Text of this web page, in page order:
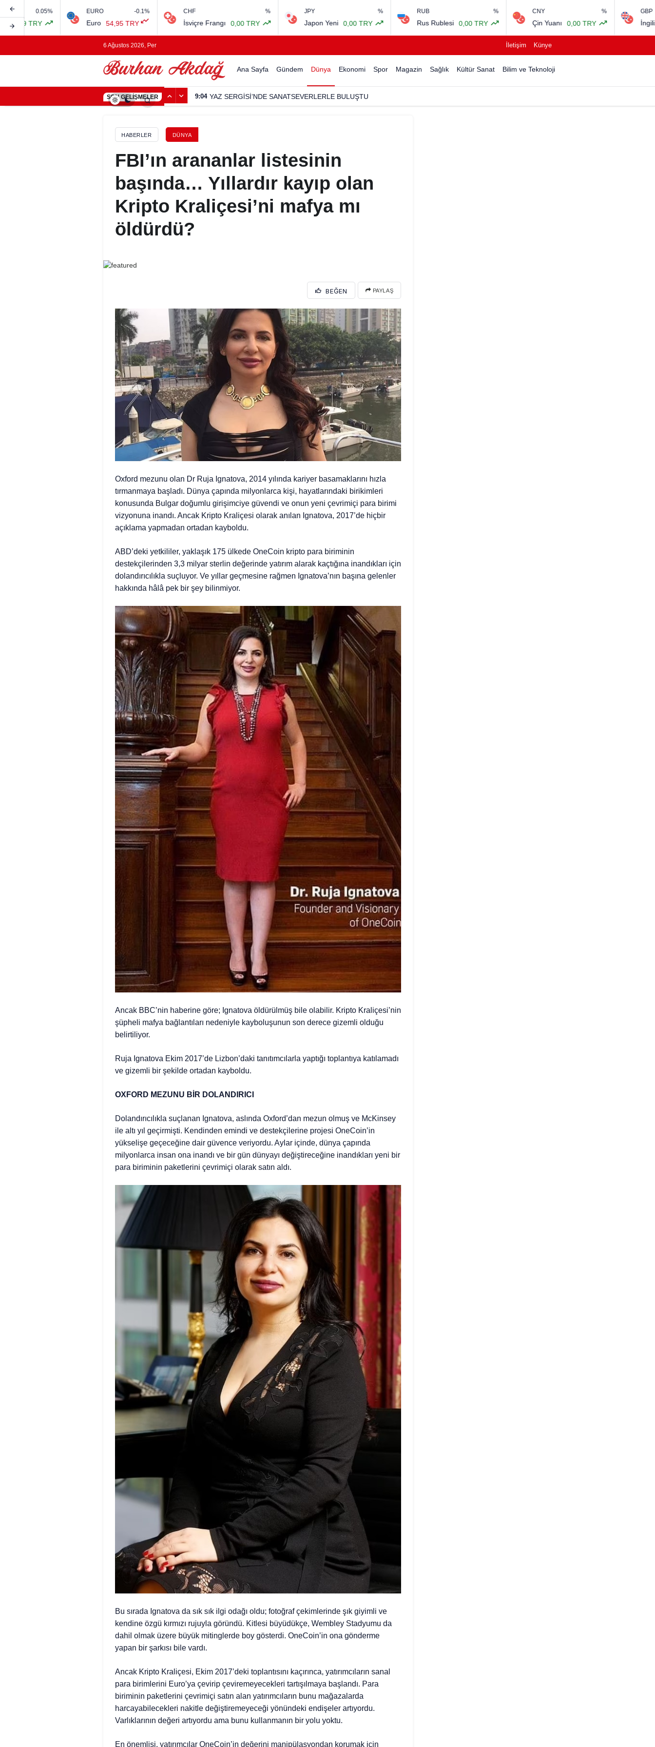
EURO -0.1%
Euro 54,95 TRY
CHF
İsviçre Frangı 0,00 TRY Japon Yeni 0,00 TRY Rus Rublesi 0,00 TRY
%
Çin Yuanı 0,00 TRY İngiliz Sterlini 64,22
6 Ağustos 2026, Per İletişim Künye
Ana Sayfa Gündem Dünya Ekonomi Spor Magazin Sağlık Kültür Sanat Bilim ve Teknoloji
SON GELIŞMELER 9:04 YAZ SERGİSİ’NDE SANATSEVERLERLE BULUŞTU
HABERLER DÜNYA
FBI’ın arananlar listesinin
başında… Yıllardır kayıp olan
Kripto Kraliçesi’ni mafya mı
öldürdü?
BEĞEN PAYLAŞ
Oxford mezunu olan Dr Ruja Ignatova, 2014 yılında kariyer basamaklarını hızla
tırmanmaya başladı. Dünya çapında milyonlarca kişi, hayatlarındaki birikimleri
konusunda Bulgar doğumlu girişimciye güvendi ve onun yeni çevrimiçi para birimi
vizyonuna inandı. Ancak Kripto Kraliçesi olarak anılan Ignatova, 2017’de hiçbir
açıklama yapmadan ortadan kayboldu.
ABD’deki yetkililer, yaklaşık 175 ülkede OneCoin kripto para biriminin
destekçilerinden 3,3 milyar sterlin değerinde yatırım alarak kaçtığına inandıkları için
dolandırıcılıkla suçluyor. Ve yıllar geçmesine rağmen Ignatova’nın başına gelenler
hakkında hâlâ pek bir şey bilinmiyor.
Ancak BBC’nin haberine göre; Ignatova öldürülmüş bile olabilir. Kripto Kraliçesi’nin
şüpheli mafya bağlantıları nedeniyle kayboluşunun son derece gizemli olduğu
belirtiliyor.
Ruja Ignatova Ekim 2017’de Lizbon’daki tanıtımcılarla yaptığı toplantıya katılamadı
ve gizemli bir şekilde ortadan kayboldu.
OXFORD MEZUNU BİR DOLANDIRICI
Dolandırıcılıkla suçlanan Ignatova, aslında Oxford’dan mezun olmuş ve McKinsey
ile altı yıl geçirmişti. Kendinden emindi ve destekçilerine projesi OneCoin’in
yükselişe geçeceğine dair güvence veriyordu. Aylar içinde, dünya çapında
milyonlarca insan ona inandı ve bir gün dünyayı değiştireceğine inandıkları yeni bir
para biriminin paketlerini çevrimiçi olarak satın aldı.
Bu sırada Ignatova da sık sık ilgi odağı oldu; fotoğraf çekimlerinde şık giyimli ve
kendine özgü kırmızı rujuyla göründü. Kitlesi büyüdükçe, Wembley Stadyumu da
dahil olmak üzere büyük mitinglerde boy gösterdi. OneCoin’in ona gönderme
yapan bir şarkısı bile vardı.
Ancak Kripto Kraliçesi, Ekim 2017’deki toplantısını kaçırınca, yatırımcıların sanal
para birimlerini Euro’ya çevirip çeviremeyecekleri tartışılmaya başlandı. Para
biriminin paketlerini çevrimiçi satın alan yatırımcıların bunu mağazalarda
harcayabilecekleri nakitle değiştiremeyeceği yönündeki endişeler artıyordu.
Varlıklarının değeri artıyordu ama bunu kullanmanın bir yolu yoktu.
En önemlisi, yatırımcılar OneCoin’in değerini manipülasyondan korumak için